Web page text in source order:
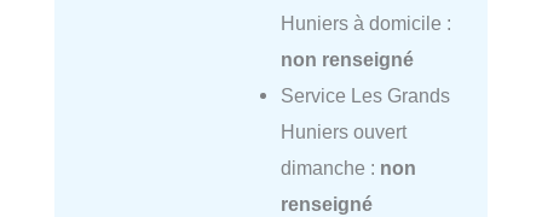
Huniers à domicile :
non renseigné
Service Les Grands
Huniers ouvert
dimanche : non
renseigné